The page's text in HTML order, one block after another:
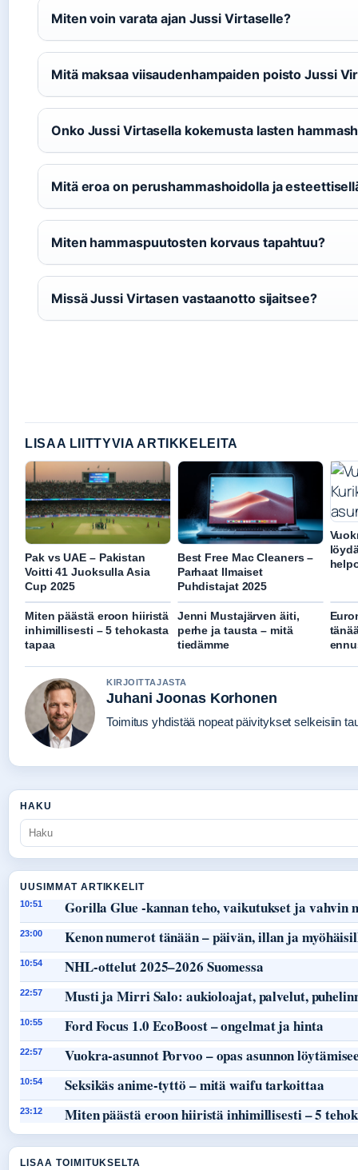
Miten voin varata ajan Jussi Virtaselle?
Mitä maksaa viisaudenhampaiden poisto Jussi
Onko Jussi Virtasella kokemusta lasten
Mitä eroa on perushammashoidolla ja
Miten hammaspuutosten korvaus tapahtuu?
Missä Jussi Virtasen vastaanotto sijaitsee?
LISAA LIITTYVIA ARTIKKELEITA
Pak vs UAE – Pakistan
Voitti 41 Juoksulla Asia
Cup 2025
Best Free Mac Cleaners –
Parhaat Ilmaiset
Puhdistajat 2025
Miten päästä eroon hiiristä
inhimillisesti – 5 tehokasta
tapaa
Jenni Mustajärven äiti,
perhe ja tausta – mitä
tiedämme
KIRJOITTAJASTA
Juhani Joonas Korhonen
Toimitus yhdistää nopeat päivitykset selkeisiin
HAKU
UUSIMMAT ARTIKKELIT
10:51 Gorilla Glue -kannan teho, vaikutukset ja vahvin
23:00 Kenon numerot tänään – päivän, illan ja
10:54 NHL-ottelut 2025–2026 Suomessa
22:57 Musti ja Mirri Salo: aukioloajat, palvelut,
10:55 Ford Focus 1.0 EcoBoost – ongelmat ja hinta
22:57 Vuokra-asunnot Porvoo – opas asunnon
10:54 Seksikäs anime-tyttö – mitä waifu tarkoittaa
23:12 Miten päästä eroon hiiristä inhimillisesti – 5
LISAA TOIMITUKSELTA